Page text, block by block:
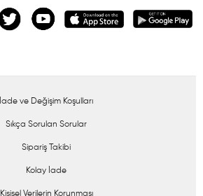
İade ve Değişim Koşulları
Sıkça Sorulan Sorular
Sipariş Takibi
Kolay İade
Kişisel Verilerin Korunması